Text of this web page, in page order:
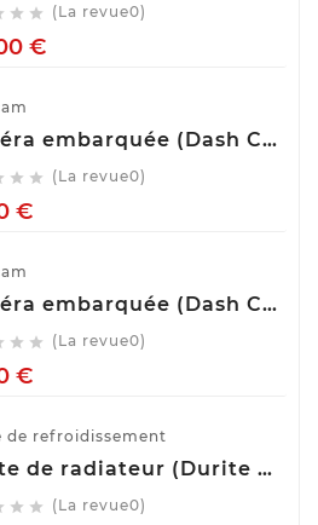
  (La revue0)
€Prix
Caméra embarquée (Dash Cam) Avant Arrière GKU D900
  (La revue0)
€Prix
Caméra embarquée (Dash Cam) Avant Arrière GKU D700
  (La revue0)
€Prix
de refroidissement
Durite de radiateur (Durite de refroidissement) TOPRAN 407 996
  (La revue0)